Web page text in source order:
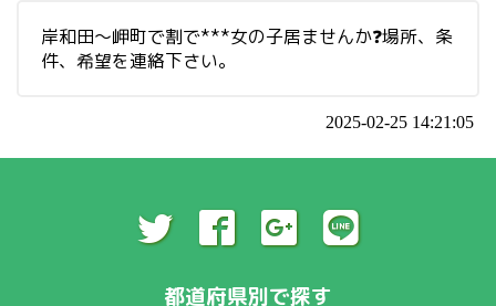
岸和田〜岬町で割で***女の子居ませんか❓場所、条
件、希望を連絡下さい。
2025-02-25 14:21:05
都道府県別で探す